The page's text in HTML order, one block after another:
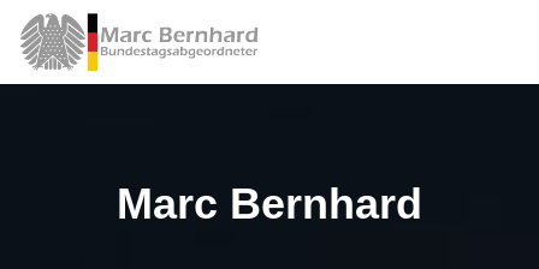
Marc Bernhard